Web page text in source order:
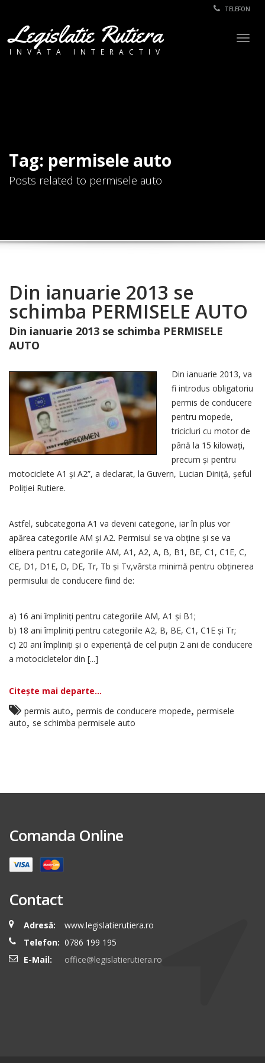
TELEFON
Legislatie Rutiera
INVATA INTERACTIV
Tag: permisele auto
Posts related to permisele auto
Din ianuarie 2013 se
schimba PERMISELE AUTO
Din ianuarie 2013 se schimba PERMISELE
AUTO
Din ianuarie 2013, va
fi introdus obligatoriu
permis de conducere
pentru mopede,
tricicluri cu motor de
până la 15 kilowaţi,
precum şi pentru
motociclete A1 şi A2”, a declarat, la Guvern, Lucian Diniţă, şeful
Poliţiei Rutiere.
Astfel, subcategoria A1 va deveni categorie, iar în plus vor
apărea categoriile AM şi A2. Permisul se va obţine şi se va
elibera pentru categoriile AM, A1, A2, A, B, B1, BE, C1, C1E, C,
CE, D1, D1E, D, DE, Tr, Tb şi Tv,vârsta minimă pentru obţinerea
permisului de conducere fiind de:
a) 16 ani împliniţi pentru categoriile AM, A1 şi B1;
b) 18 ani împliniţi pentru categoriile A2, B, BE, C1, C1E şi Tr;
c) 20 ani împliniţi şi o experienţă de cel puţin 2 ani de conducere
a motocicletelor din [...]
Citește mai departe...
permis auto, permis de conducere mopede, permisele
auto, se schimba permisele auto
Comanda Online
Contact
Adresă:
www.legislatierutiera.ro
Telefon: 0786 199 195
E-Mail:
office@legislatierutiera.ro